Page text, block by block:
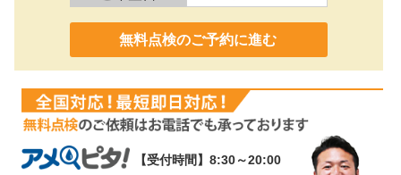
0120-991-887
【受付時間】8:30～20:00